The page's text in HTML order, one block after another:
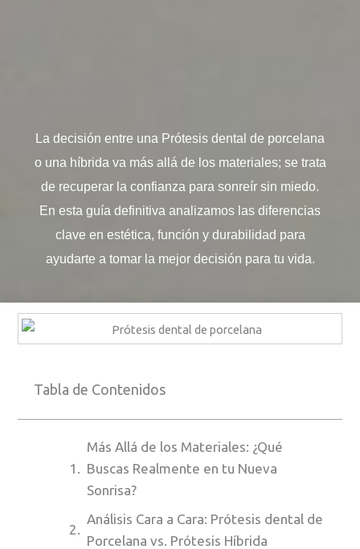
La decisión entre una Prótesis dental de porcelana
o una híbrida va más allá de los materiales; se trata
de recuperar la confianza para sonreír sin miedo.
En esta guía definitiva analizamos las diferencias
clave en estética, función y durabilidad para
ayudarte a tomar la mejor decisión para tu vida.
Tabla de Contenidos
Más Allá de los Materiales: ¿Qué
Buscas Realmente en tu Nueva
Sonrisa?
Análisis Cara a Cara: Prótesis dental de
Porcelana vs. Prótesis Híbrida